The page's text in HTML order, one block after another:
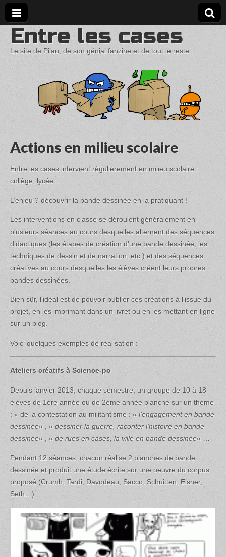
Entre les cases
Le site de Pilau, de son génial fanzine et de tout le reste
Actions en milieu scolaire
Entre les cases intervient régulièrement en milieu scolaire :
collège, lycée…
L’enjeu ? découvrir la bande dessinée en la pratiquant !
Les interventions en classe se déroulent généralement en
plusieurs séances au cours desquelles alternent des séquences
didactiques (les étapes de création d’une bande dessinée, les
techniques de dessin et de narration, etc.) et des séquences
créatives au cours desquelles les élèves créent leurs propres
bandes dessinées.
Bien sûr, l’idéal est de pouvoir publier ces créations à l’issue du
projet, en les imprimant dans un livret ou en les mettant en ligne
sur un blog.
Voici quelques exemples de réalisation :
Ateliers créatifs à Science-po
Depuis janvier 2013, chaque semestre, un groupe de 10 à 18
élèves de 1ère année ou de 2ème année planche sur un thème
: « de la contestation au militantisme : « l’engagement en bande
dessinée« , « dessiner la guerre, raconter l’histoire en bande
dessinée« , « de rues en cases, la ville en bande dessinée« …
Pendant 12 séances, chacun réalise 2 planches de bande
dessinée et produit une étude écrite sur une oeuvre du corpus
proposé (Crumb, Tardi, Davodeau, Sacco, Schuitten, Eisner,
Seth…)